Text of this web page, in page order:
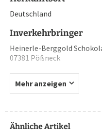
Deutschland
Inverkehrbringer
Heinerle-Berggold
07381 Pößneck
Mehr anzeigen
Ähnliche Artikel